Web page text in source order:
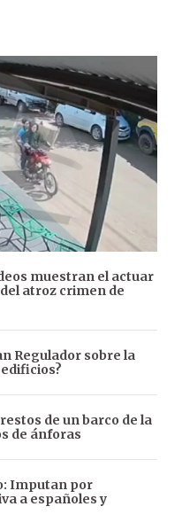
muestran el actuar
atroz crimen de
Regulador sobre la
de un barco de la
de ánforas
Imputan por
a españoles y